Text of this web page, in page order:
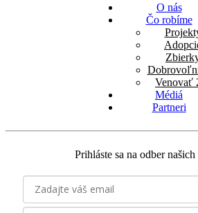
O nás
Čo robíme
Venovať
Médiá
Partneri
Prihláste sa na odber